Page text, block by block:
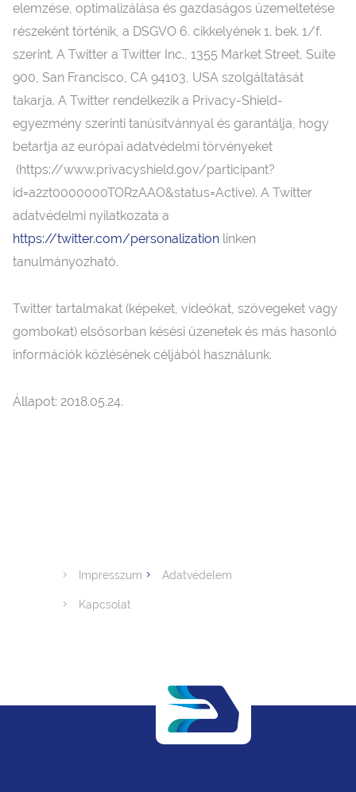
elemzése, optimalizálása és gazdaságos üzemeltetése
részeként történik, a DSGVO 6. cikkelyének 1. bek. 1/f.
szerint. A Twitter a Twitter Inc., 1355 Market Street, Suite
900, San Francisco, CA 94103, USA szolgáltatását
takarja. A Twitter rendelkezik a Privacy-Shield-
egyezmény szerinti tanúsítvánnyal és garantálja, hogy
betartja az európai adatvédelmi törvényeket
(https://www.privacyshield.gov/participant?
id=a2zt0000000TORzAAO&status=Active). A Twitter
adatvédelmi nyilatkozata a
https://twitter.com/personalization linken
tanulmányozható.
Twitter tartalmakat (képeket, videókat, szövegeket vagy
gombokat) elsősorban késési üzenetek és más hasonló
információk közlésének céljából használunk.
Állapot: 2018.05.24.
Impresszum Adatvédelem
Kapcsolat